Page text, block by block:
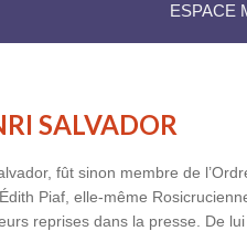
ESPACE
SALVADOR
fût sinon membre de
Piaf, elle-même
reprises dans la presse. De